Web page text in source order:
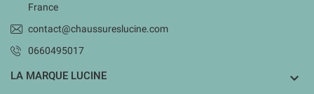
France
contact@chaussureslucine.com
0660495017
LA MARQUE LUCINE 